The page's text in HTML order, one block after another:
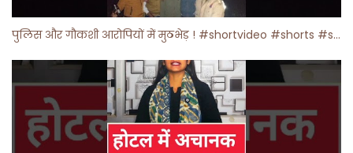
पुलिस और गौकशी आरोपियों में मुठभेड़ ! #shortvideo #shorts #shortsfeed